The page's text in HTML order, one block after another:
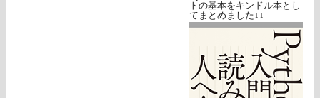
トの基本をキンドル本とし
てまとめました↓↓